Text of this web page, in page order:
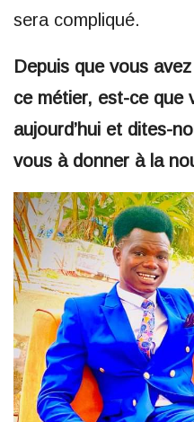
sera compliqué.
Depuis que vous
ce métier, est-ce que
aujourd’hui et dites-
vous à donner à la